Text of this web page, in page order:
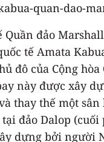
Quần đảo
tế Amata
đô của Cộng hòa
này được xây
thay thế một
đảo Dalop (cuối
dựng bởi người